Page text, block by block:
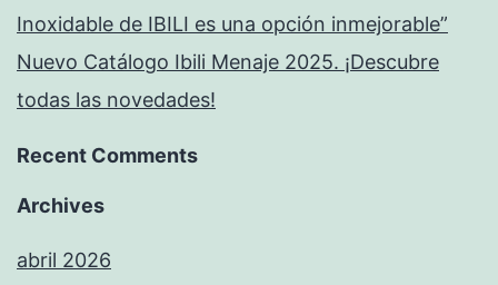
Inoxidable de IBILI es una opción inmejorable”
Nuevo Catálogo Ibili Menaje 2025. ¡Descubre
todas las novedades!
Recent Comments
Archives
abril 2026